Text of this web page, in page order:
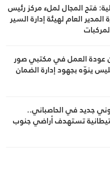
فتح المجال لملء مركز رئيس
العام لهيئة إدارة السير
عودة العمل في مكتبي صور
ينوّه بجهود إدارة الضمان
جديد في الحاصباني..
تستهدف أراضي جنوب